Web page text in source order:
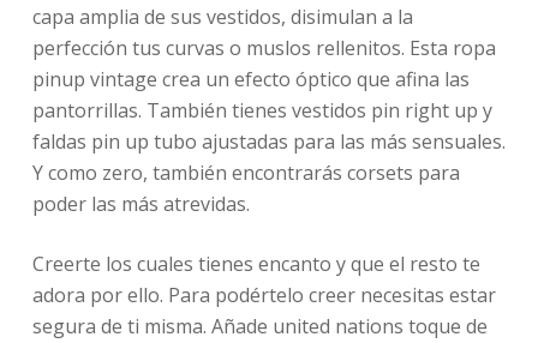
capa amplia de sus vestidos, disimulan a la
perfección tus curvas o muslos rellenitos. Esta ropa
pinup vintage crea un efecto óptico que afina las
pantorrillas. También tienes vestidos pin right up y
faldas pin up tubo ajustadas para las más sensuales.
Y como zero, también encontrarás corsets para
poder las más atrevidas.
Creerte los cuales tienes encanto y que el resto te
adora por ello. Para podértelo creer necesitas estar
segura de ti misma. Añade united nations toque de